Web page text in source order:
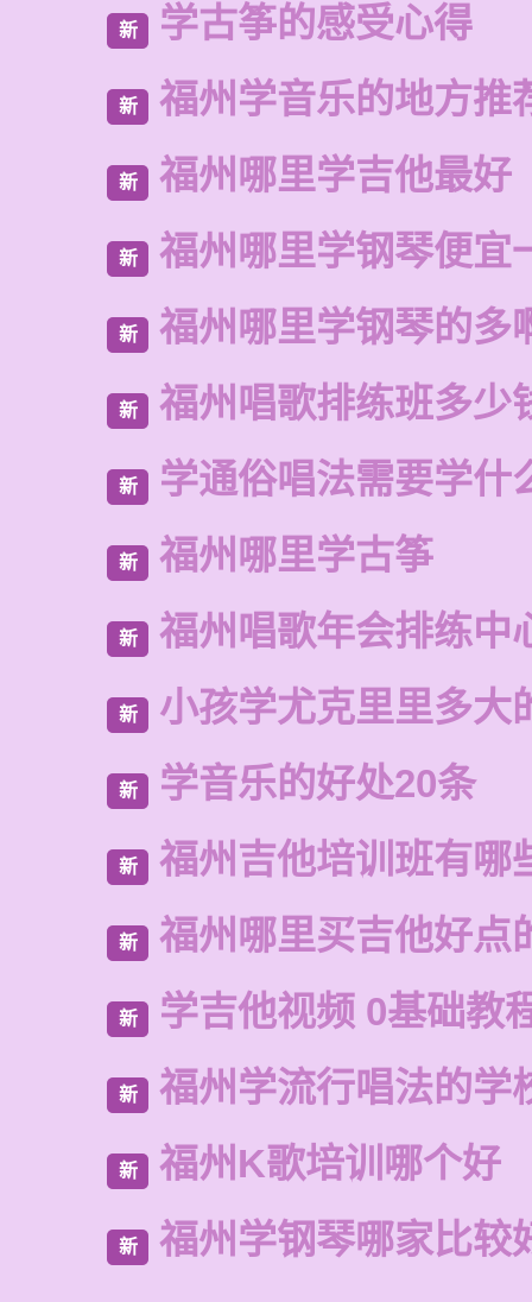
新 学古筝的感受心得
新 福州学音乐的地方推
新 福州哪里学吉他最好
新 福州哪里学钢琴便宜
新 福州哪里学钢琴的多
新 福州唱歌排练班多少
新 学通俗唱法需要学什
新 福州哪里学古筝
新 福州唱歌年会排练中
新 小孩学尤克里里多大
新 学音乐的好处20条
新 福州吉他培训班有哪
新 福州哪里买吉他好点
新 学吉他视频 0基础教
新 福州学流行唱法的学
新 福州K歌培训哪个好
新 福州学钢琴哪家比较